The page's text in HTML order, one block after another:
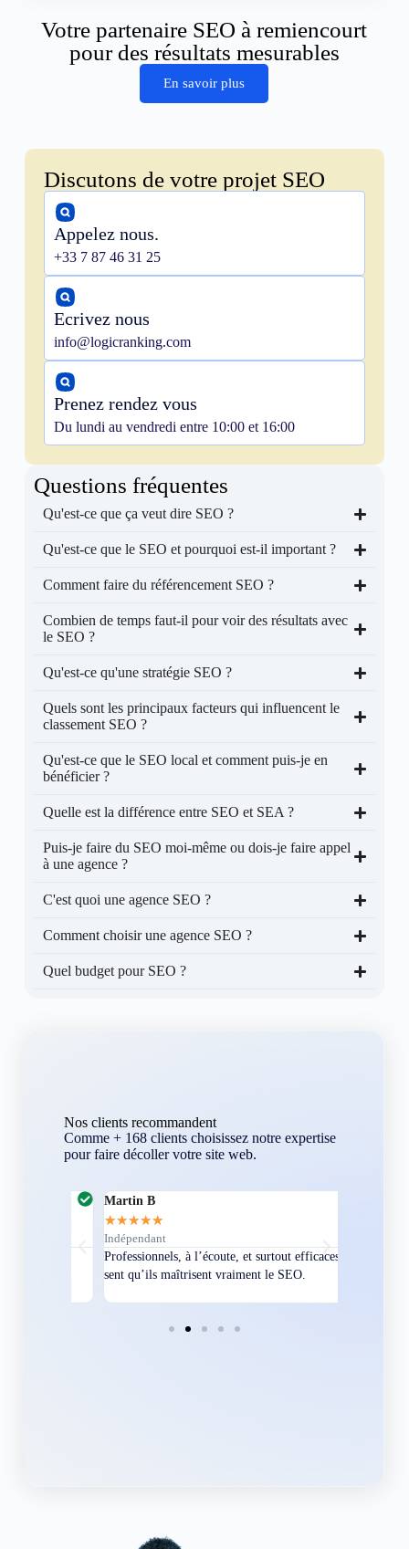
Votre partenaire SEO à remiencourt
pour des résultats mesurables
En savoir plus
Discutons de votre projet SEO
Appelez nous.
+33 7 87 46 31 25
Ecrivez nous
info@logicranking.com
Prenez rendez vous
Du lundi au vendredi entre 10:00 et 16:00
Questions fréquentes
Qu'est-ce que ça veut dire SEO ?
Qu'est-ce que le SEO et pourquoi est-il important ?
Comment faire du référencement SEO ?
Combien de temps faut-il pour voir des résultats avec
le SEO ?
Qu'est-ce qu'une stratégie SEO ?
Quels sont les principaux facteurs qui influencent le
classement SEO ?
Qu'est-ce que le SEO local et comment puis-je en
bénéficier ?
Quelle est la différence entre SEO et SEA ?
Puis-je faire du SEO moi-même ou dois-je faire appel
à une agence ?
C'est quoi une agence SEO ?
Comment choisir une agence SEO ?
Quel budget pour SEO ?
Nos clients recommandent
Comme + 168 clients choisissez notre expertise
pour faire décoller votre site web.
Martin B
★★★
Indépendant
Professionnels, à l’écoute, et surtout efficaces. On
sent qu’ils maîtrisent vraiment le SEO.